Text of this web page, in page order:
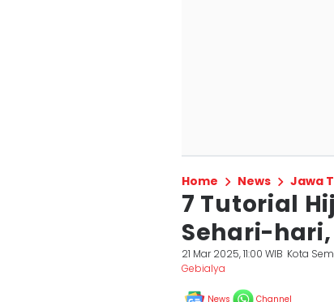
Home News Jawa
7 Tutorial
Sehari-
21 Mar 2025, 11:00 WIB Kota
Gebialya
News Channel